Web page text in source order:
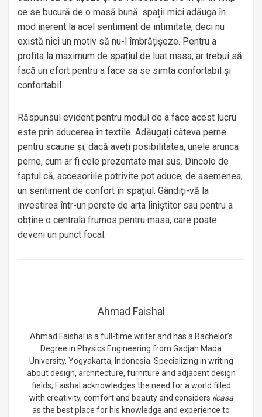
ce se bucură de o masă bună. spații mici adăuga în
mod inerent la acel sentiment de intimitate, deci nu
există nici un motiv să nu-l îmbrățișeze. Pentru a
profita la maximum de spațiul de luat masa, ar trebui să
facă un efort pentru a face sa se simta confortabil și
confortabil.
Răspunsul evident pentru modul de a face acest lucru
este prin aducerea în textile. Adăugați câteva perne
pentru scaune și, dacă aveți posibilitatea, unele arunca
perne, cum ar fi cele prezentate mai sus. Dincolo de
faptul că, accesoriile potrivite pot aduce, de asemenea,
un sentiment de confort în spațiul. Gândiți-vă la
investirea într-un perete de arta liniștitor sau pentru a
obține o centrala frumos pentru masa, care poate
deveni un punct focal.
Ahmad Faishal
Ahmad Faishal is a full-time writer and has a Bachelor’s
Degree in Physics Engineering from Gadjah Mada
University, Yogyakarta, Indonesia. Specializing in writing
about design, architecture, furniture and adjacent design
fields, Faishal acknowledges the need for a world filled
with creativity, comfort and beauty and considers ilcasa
as the best place for his knowledge and experience to